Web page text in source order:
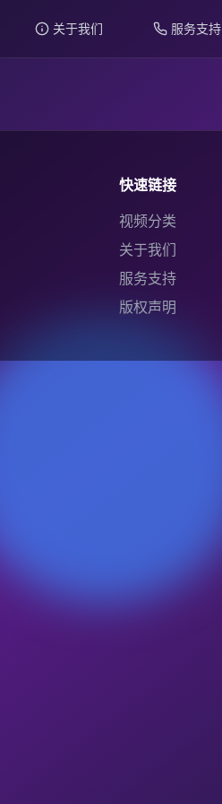
关于我们 服务支持
快速链接
视频分类
关于我们
服务支持
版权声明